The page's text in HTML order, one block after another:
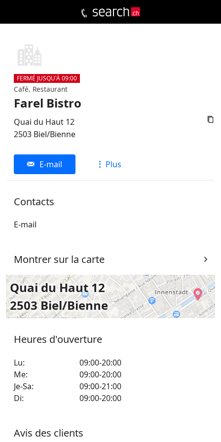
FERMÉ JUSQU'À 09:00
Café, Restaurant
Farel Bistro

Quai du Haut 12
2503 Biel/Bienne
E-mail Plus
Contacts
E-mail
Montrer sur la carte
Quai du Haut 12
2503 Biel/Bienne
Heures d'ouverture
Lu:
09:00-20:00
Me:
09:00-20:00
Je-Sa:
09:00-21:00
Di: 09:00-20:00
Avis des clients